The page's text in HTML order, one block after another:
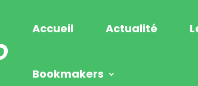
Accueil Actualité
Bookmakers